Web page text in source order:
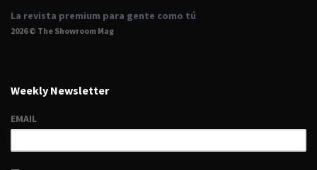
La revista premium para gente como tú
2026 © The Showroom Mag
Weekly Newsletter
EMAIL